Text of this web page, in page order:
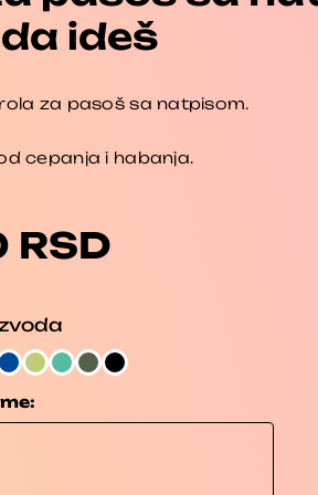
ideš
za pasoš sa natpisom.
cepanja i habanja.
RSD